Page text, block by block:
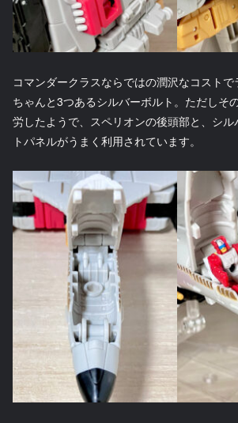
コマンダークラスならではの潤沢なコスト
ちゃんと3つあるシルバーボルト。ただしそ
労したようで、スペリオンの後頭部と、シ
トパネルがうまく利用されています。